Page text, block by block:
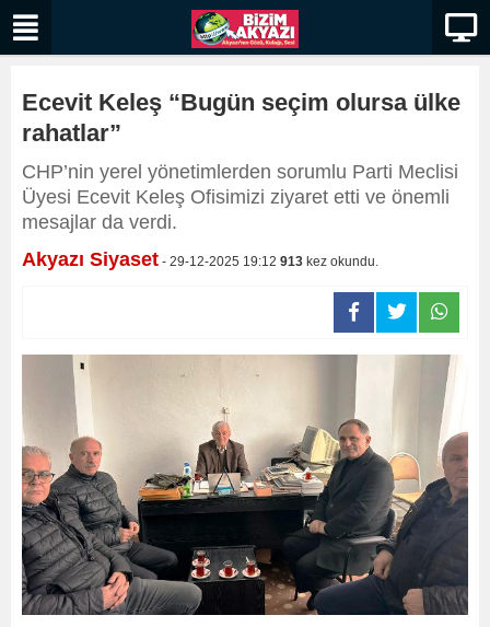
Ecevit Keleş “Bugün seçim olursa ülke
rahatlar”
​​​​​​​CHP’nin yerel yönetimlerden sorumlu Parti Meclisi
Üyesi Ecevit Keleş Ofisimizi ziyaret etti ve önemli
mesajlar da verdi.
Akyazı Siyaset - 29-12-2025 19:12 913 kez okundu.